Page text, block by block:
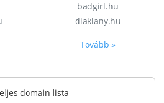
badgirl.hu
diaklany.hu
Tovább »
domain lista